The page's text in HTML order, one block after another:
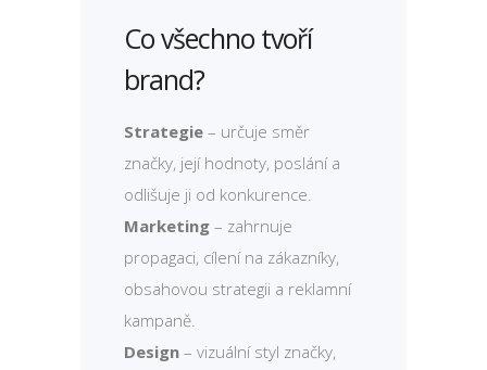
Co všechno tvoří
brand?
Strategie – určuje směr
značky, její hodnoty, poslání a
odlišuje ji od konkurence.
Marketing – zahrnuje
propagaci, cílení na zákazníky,
obsahovou strategii a reklamní
kampaně.
Design – vizuální styl značky,